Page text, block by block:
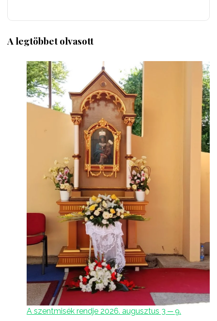
A legtöbbet olvasott
A szentmisék rendje 2026. augusztus 3 ─ 9.